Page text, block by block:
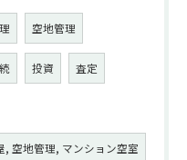
空地管理
投資 査定
, 空地管理, マンション空室